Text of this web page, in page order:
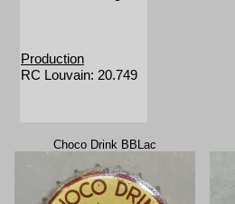
Production
RC Louvain: 20.749
Choco Drink BBLac